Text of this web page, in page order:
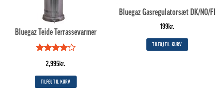
Bluegaz Teide Terrassevarmer
Vurderet
ud af
5
2,995kr.
TILFØJ TIL KURV
Bluegaz Gasregulatorsæt DK/NO/FI
199kr.
TILFØJ TIL KURV